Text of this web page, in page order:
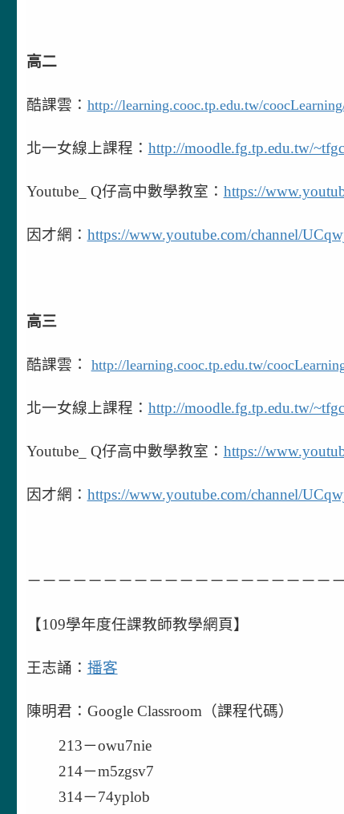
高二
酷課雲： http://learning.cooc.tp.edu.tw/
北一女線上課程： http://moodle.fg.tp.edu.tw/
Youtube_ Q仔高中數學教室： https://
因才網： https://www.youtube.com/channel/
高三
酷課雲 ： http://learning.cooc.tp.edu.tw/
北一女線上課程： http://moodle.fg.tp.edu.tw/
Youtube_ Q仔高中數學教室： https://
因才網： https://www.youtube.com/channel/
－－－－－－－－－－－－－－－－－－－－
【109學年度任課教師教學網頁】
王志誦： 播客
陳明君：Google Classroom（課程代碼）
213－owu7nie
214－m5zgsv7
314－74yplob